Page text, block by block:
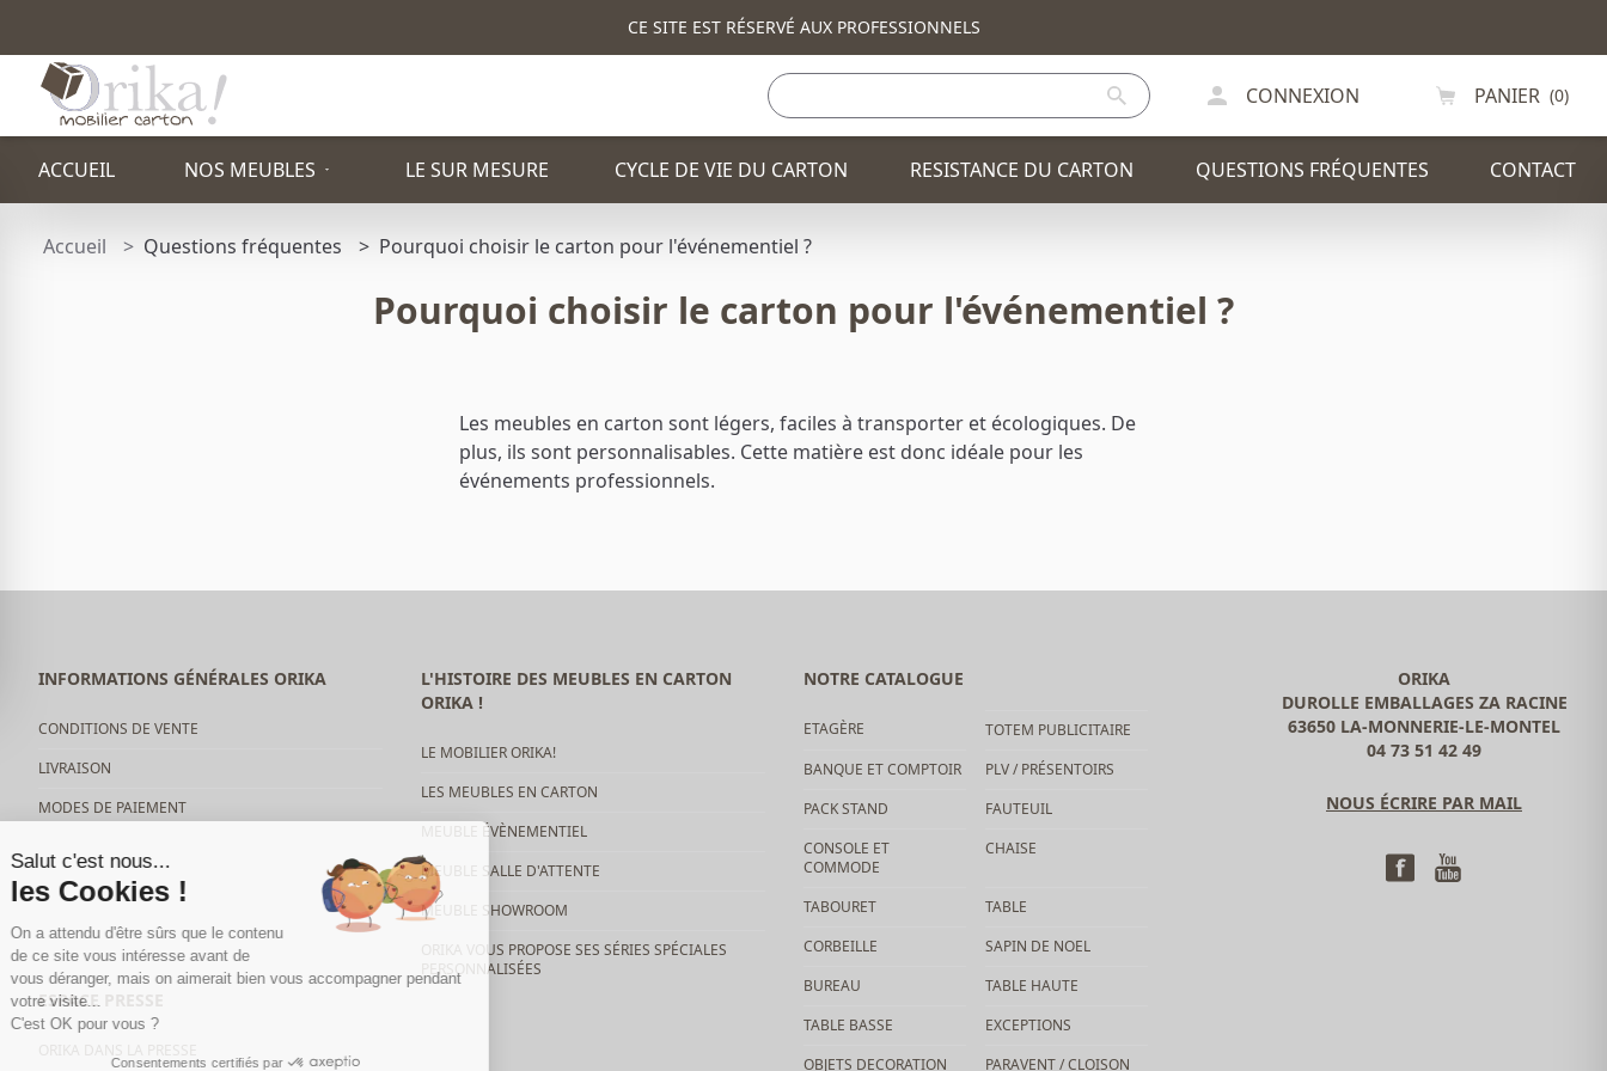
CE SITE EST RÉSERVÉ AUX PROFESSIONNELS
CONNEXION PANIER (0)
ACCUEIL NOS MEUBLES
PAR TYPE
TABLE CORBEILLE
LE SUR MESURE CYCLE DE VIE DU CARTON RESISTANCE DU CARTON QUESTIONS FRÉQUENTES CONTACT
CONSOLE ET COMMODE CHAISE
Accueil Questions fréquentes Pourquoi choisir le carton pour l'événementiel ?
Pourquoi choisir le carton pour l'événementiel ?
Les meubles en carton sont légers, faciles à transporter et écologiques. De
plus, ils sont personnalisables. Cette matière est donc idéale pour les
événements professionnels.
INFORMATIONS GÉNÉRALES ORIKA
CONDITIONS DE VENTE
LIVRAISON
MODES DE PAIEMENT
L'HISTOIRE DES MEUBLES EN CARTON
ORIKA !
LE MOBILIER ORIKA!
LES MEUBLES EN CARTON
MEUBLE ÉVÈNEMENTIEL
MEUBLE SALLE D'ATTENTE
MEUBLE SHOWROOM
ORIKA VOUS PROPOSE SES SÉRIES SPÉCIALES
PERSONNALISÉES
NOTRE CATALOGUE
ETAGÈRE
TOTEM PUBLICITAIRE
BANQUE ET COMPTOIR
PLV / PRÉSENTOIRS
PACK STAND
FAUTEUIL
CONSOLE ET
COMMODE
CHAISE
TABOURET
TABLE
CORBEILLE
SAPIN DE NOEL
BUREAU
TABLE HAUTE
TABLE BASSE
EXCEPTIONS
OBJETS DECORATION
PARAVENT / CLOISON
ESPACE PRESSE
ORIKA
DUROLLE EMBALLAGES ZA RACINE
63650 LA-MONNERIE-LE-MONTEL
04 73 51 42 49
NOUS ÉCRIRE PAR MAIL
Salut c'est nous...
les Cookies !
On a attendu d'être sûrs que le contenu
de ce site vous intéresse avant de
vous déranger, mais on aimerait bien vous accompagner pendant
votre visite...
C'est OK pour vous ?
Consentements certifiés par